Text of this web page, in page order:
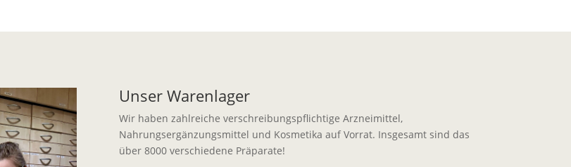
Unser Warenlager
Wir haben zahlreiche verschreibungspflichtige Arzneimittel,
Nahrungsergänzungsmittel und Kosmetika auf Vorrat. Insgesamt sind das
über 8000 verschiedene Präparate!